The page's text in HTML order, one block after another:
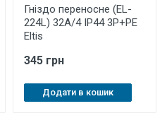
Гніздо переносне (EL-
224L) 32А/4 IP44 3P+PE
Eltis
345 грн
Додати в кошик